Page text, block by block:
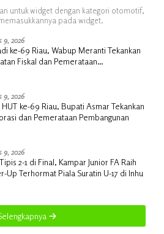
untuk widget dengan kategori otomotif,
pada widget.
9, 2026
ke-69 Riau, Wabup Meranti Tekankan
Fiskal dan Pemerataan
9, 2026
ke-69 Riau, Bupati Asmar Tekankan
dan Pemerataan Pembangunan
9, 2026
2-1 di Final, Kampar Junior FA Raih
Up Terhormat Piala Suratin U-17 di Inhu